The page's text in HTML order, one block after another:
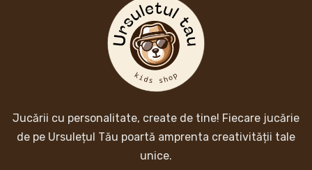
Jucării cu personalitate, create de tine! Fiecare jucărie
de pe Ursulețul Tău poartă amprenta creativității tale
unice.